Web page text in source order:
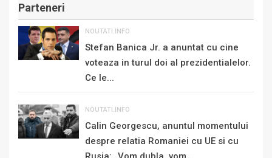
Parteneri
NOUTATI.INFO
Stefan Banica Jr. a anuntat cu cine
voteaza in turul doi al prezidentialelor.
Ce le...
NOUTATI.INFO
Calin Georgescu, anuntul momentului
despre relatia Romaniei cu UE si cu